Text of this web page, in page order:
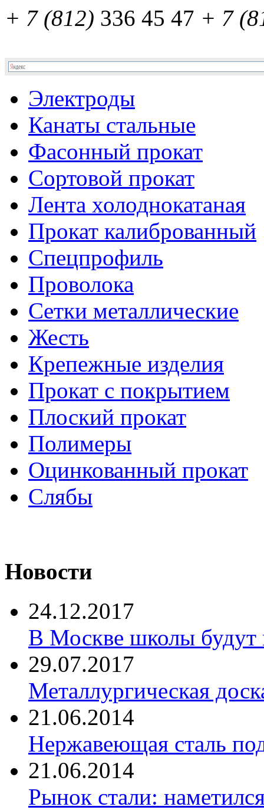
+ 7 (812) 336 45 47 + 7
Электроды
Канаты стальные
Фасонный прокат
Сортовой прокат
Лента холоднокатаная
Прокат калиброванный
Спецпрофиль
Проволока
Сетки металлические
Жесть
Крепежные изделия
Прокат с покрытием
Плоский прокат
Полимеры
Оцинкованный прокат
Слябы
Новости
24.12.2017
В Москве школы будут
29.07.2017
Металлургическая
21.06.2014
Нержавеющая сталь
21.06.2014
Рынок стали: